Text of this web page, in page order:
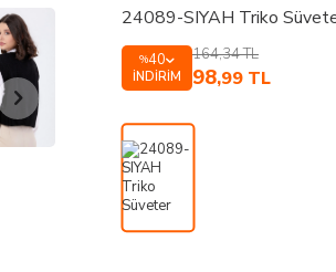
24089-SIYAH Triko
%40
İNDIRIM
164,34TL
98,99 TL